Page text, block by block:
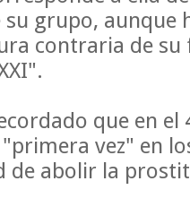
grupo, aunque
contraria de su
que en el
"primera vez" en
de abolir la